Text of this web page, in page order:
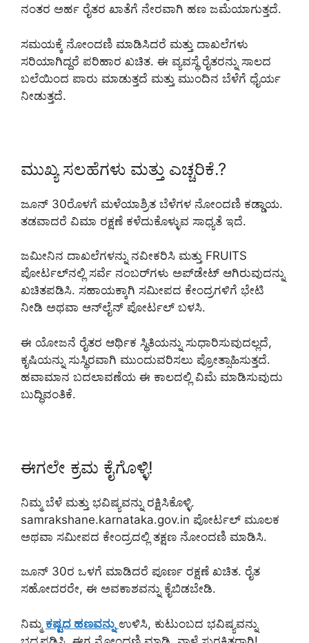
ನಂತರ ಅರ್ಹ ರೈತರ ಖಾತೆಗೆ ನೇರವಾಗಿ ಹಣ ಜಮೆಯಾಗುತ್ತದೆ.
ಸಮಯಕ್ಕೆ ನೋಂದಣಿ ಮಾಡಿಸಿದರೆ ಮತ್ತು ದಾಖಲೆಗಳು
ಸರಿಯಾಗಿದ್ದರೆ ಪರಿಹಾರ ಖಚಿತ. ಈ ವ್ಯವಸ್ಥೆ ರೈತರನ್ನು ಸಾಲದ
ಬಲೆಯಿಂದ ಪಾರು ಮಾಡುತ್ತದೆ ಮತ್ತು ಮುಂದಿನ ಬೆಳೆಗೆ ಧೈರ್ಯ
ನೀಡುತ್ತದೆ.
ಮುಖ್ಯ ಸಲಹೆಗಳು ಮತ್ತು ಎಚ್ಚರಿಕೆ.?
ಜೂನ್ 30ರೊಳಗೆ ಮಳೆಯಾಶ್ರಿತ ಬೆಳೆಗಳ ನೋಂದಣಿ ಕಡ್ಡಾಯ.
ತಡವಾದರೆ ವಿಮಾ ರಕ್ಷಣೆ ಕಳೆದುಕೊಳ್ಳುವ ಸಾಧ್ಯತೆ ಇದೆ.
ಜಮೀನಿನ ದಾಖಲೆಗಳನ್ನು ನವೀಕರಿಸಿ ಮತ್ತು FRUITS
ಪೋರ್ಟಲ್‌ನಲ್ಲಿ ಸರ್ವೆ ನಂಬರ್‌ಗಳು ಅಪ್‌ಡೇಟ್ ಆಗಿರುವುದನ್ನು
ಖಚಿತಪಡಿಸಿ. ಸಹಾಯಕ್ಕಾಗಿ ಸಮೀಪದ ಕೇಂದ್ರಗಳಿಗೆ ಭೇಟಿ
ನೀಡಿ ಅಥವಾ ಆನ್‌ಲೈನ್ ಪೋರ್ಟಲ್ ಬಳಸಿ.
ಈ ಯೋಜನೆ ರೈತರ ಆರ್ಥಿಕ ಸ್ಥಿತಿಯನ್ನು ಸುಧಾರಿಸುವುದಲ್ಲದೆ,
ಕೃಷಿಯನ್ನು ಸುಸ್ಥಿರವಾಗಿ ಮುಂದುವರಿಸಲು ಪ್ರೋತ್ಸಾಹಿಸುತ್ತದೆ.
ಹವಾಮಾನ ಬದಲಾವಣೆಯ ಈ ಕಾಲದಲ್ಲಿ ವಿಮೆ ಮಾಡಿಸುವುದು
ಬುದ್ಧಿವಂತಿಕೆ.
ಈಗಲೇ ಕ್ರಮ ಕೈಗೊಳ್ಳಿ!
ನಿಮ್ಮ ಬೆಳೆ ಮತ್ತು ಭವಿಷ್ಯವನ್ನು ರಕ್ಷಿಸಿಕೊಳ್ಳಿ.
samrakshane.karnataka.gov.in ಪೋರ್ಟಲ್ ಮೂಲಕ
ಅಥವಾ ಸಮೀಪದ ಕೇಂದ್ರದಲ್ಲಿ ತಕ್ಷಣ ನೋಂದಣಿ ಮಾಡಿಸಿ.
ಜೂನ್ 30ರ ಒಳಗೆ ಮಾಡಿದರೆ ಪೂರ್ಣ ರಕ್ಷಣೆ ಖಚಿತ. ರೈತ
ಸಹೋದರರೇ, ಈ ಅವಕಾಶವನ್ನು ಕೈಬಿಡಬೇಡಿ.
ನಿಮ್ಮ ಕಷ್ಟದ ಹಣವನ್ನು ಉಳಿಸಿ, ಕುಟುಂಬದ ಭವಿಷ್ಯವನ್ನು